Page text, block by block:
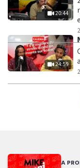
20:44
24:59
A